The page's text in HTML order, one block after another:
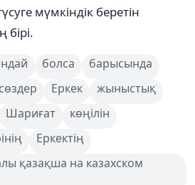
мүмкіндік беретін
бірі.
болса
барысында
сөздер Еркек
жыныстық
Шариғат
көңілін
Еркектің
қазақша на казахском